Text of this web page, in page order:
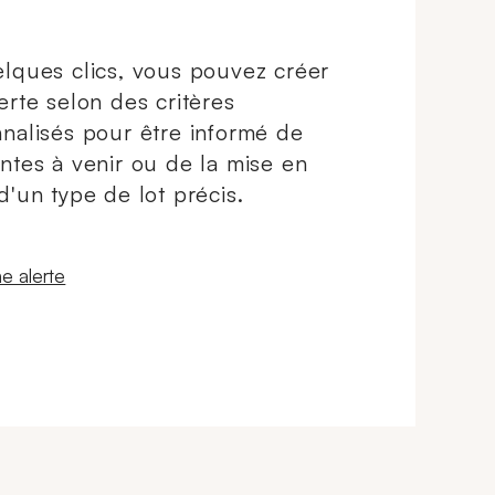
clics, vous pouvez créer
selon des critères
pour être informé de
à venir ou de la mise en
type de lot précis.
fenêtre
alerte